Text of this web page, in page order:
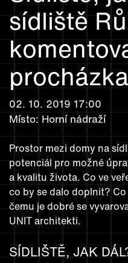
sídliště
procházka
02. 10. 2019 17:00
Místo: Horní nádraží
Prostor mezi domy na
potenciál pro možné
a kvalitu života. Co ve
co by se dalo doplnit?
čemu je dobré se
UNIT architekti.
SÍDLIŠTĚ, JAK